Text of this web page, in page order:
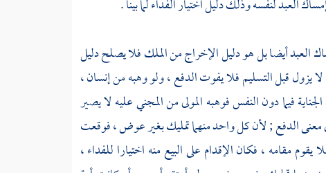
العبد لنفسه وذلك دليل اختيار الفداء لما بينا .
العبد أيضا بل هو دليل الإخراج من الملك فلا يصلح دليل
لا يزول قبل التسليم فلا يفوت الدفع ، ولو وهبه من إنسان ،
فيما دون النفس فوهبه المولى من المجني عليه لا يصير
في معنى الدفع ; لأن كل واحد منهما تمليك بغير عوض ، فوقعت
مقامه ، فكان الإقدام على البيع منه اختيارا للفداء ،